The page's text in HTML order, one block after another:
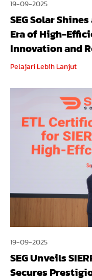
19-09-2025
SEG Solar
Era of High-
Innovation and
Pelajari Lebih Lanjut
19-09-2025
SEG Unveils
Secures